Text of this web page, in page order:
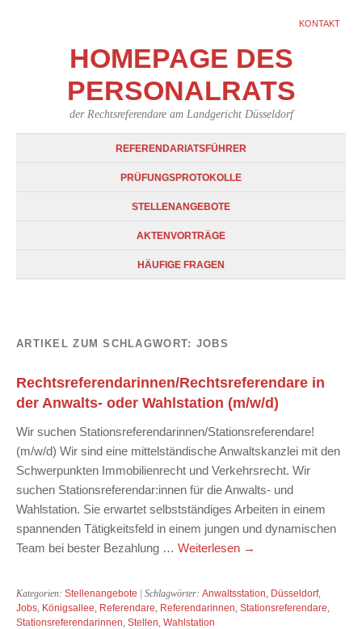
KONTAKT
HOMEPAGE DES
PERSONALRATS
der Rechtsreferendare am Landgericht Düsseldorf
REFERENDARIATSFÜHRER
PRÜFUNGSPROTOKOLLE
STELLENANGEBOTE
AKTENVORTRÄGE
HÄUFIGE FRAGEN
ARTIKEL ZUM SCHLAGWORT: JOBS
Rechtsreferendarinnen/Rechtsreferendare in
der Anwalts- oder Wahlstation (m/w/d)
Wir suchen Stationsreferendarinnen/Stationsreferendare!
(m/w/d) Wir sind eine mittelständische Anwaltskanzlei mit den
Schwerpunkten Immobilienrecht und Verkehrsrecht. Wir
suchen Stationsreferendar:innen für die Anwalts- und
Wahlstation. Sie erwartet selbstständiges Arbeiten in einem
spannenden Tätigkeitsfeld in einem jungen und dynamischen
Team bei bester Bezahlung … Weiterlesen →
Kategorien: Stellenangebote | Schlagwörter: Anwaltsstation, Düsseldorf,
Jobs, Königsallee, Referendare, Referendarinnen, Stationsreferendare,
Stationsreferendarinnen, Stellen, Wahlstation